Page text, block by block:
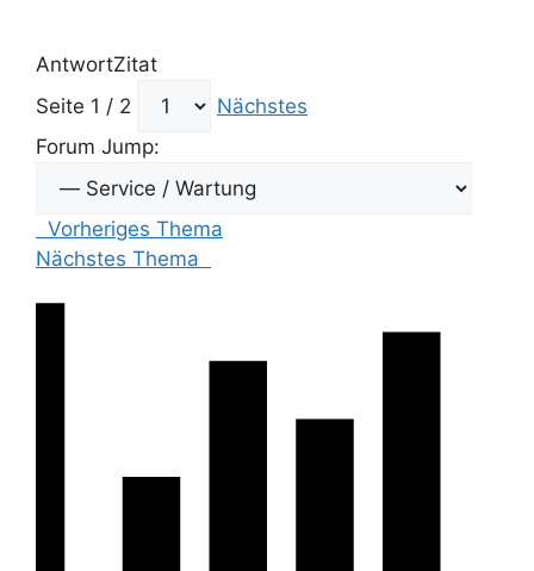
AntwortZitat
Seite 1 / 2
Nächstes
Forum Jump:
Vorheriges Thema
Nächstes Thema